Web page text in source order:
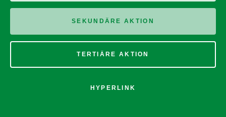
SEKUNDÄRE AKTION
TERTIÄRE AKTION
HYPERLINK